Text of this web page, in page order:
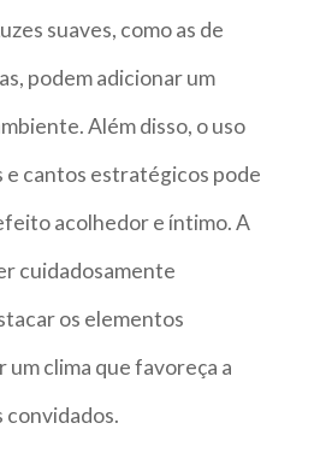
suaves, como as de
podem adicionar um
Além disso, o uso
e cantos estratégicos pode
acolhedor e íntimo. A
cuidadosamente
os elementos
clima que favoreça a
convidados.